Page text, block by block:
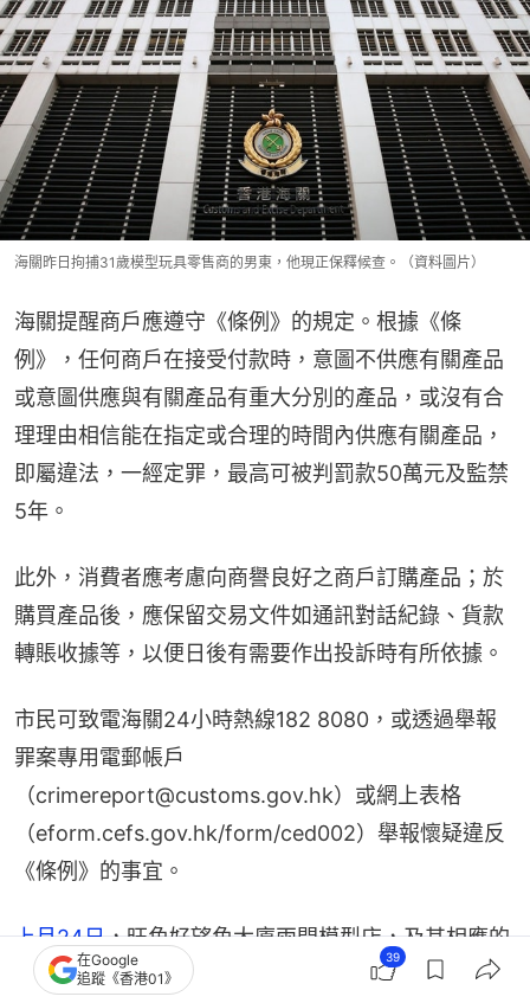
海關昨日拘捕31歲模型玩具零售商的男東，他現正保釋候查。（資料圖片）
海關提醒商戶應遵守《條例》的規定。根據《條
例》，任何商戶在接受付款時，意圖不供應有關產品
或意圖供應與有關產品有重大分別的產品，或沒有合
理理由相信能在指定或合理的時間內供應有關產品，
即屬違法，一經定罪，最高可被判罰款50萬元及監禁
5年。
此外，消費者應考慮向商譽良好之商戶訂購產品；於
購買產品後，應保留交易文件如通訊對話紀錄、貨款
轉賬收據等，以便日後有需要作出投訴時有所依據。
市民可致電海關24小時熱線182 8080，或透過舉報
罪案專用電郵帳戶
（crimereport@customs.gov.hk）或網上表格
（eform.cefs.gov.hk/form/ced002）舉報懷疑違反
《條例》的事宜。
上月24日，旺角好望角大廈兩間模型店，及其相應的
網店，涉於收款代訂模型及玩具後，未能於指定日期
在Google
追蹤《香港01》
39